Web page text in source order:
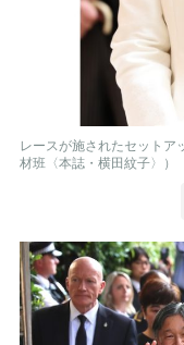
レースが施されたセット
材班〈本誌・横田紋子〉）